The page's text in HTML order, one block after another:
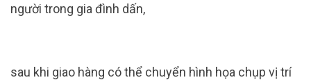
người trong gia đình dấn,
sau khi giao hàng có thể chuyển hình họa chụp vị trí